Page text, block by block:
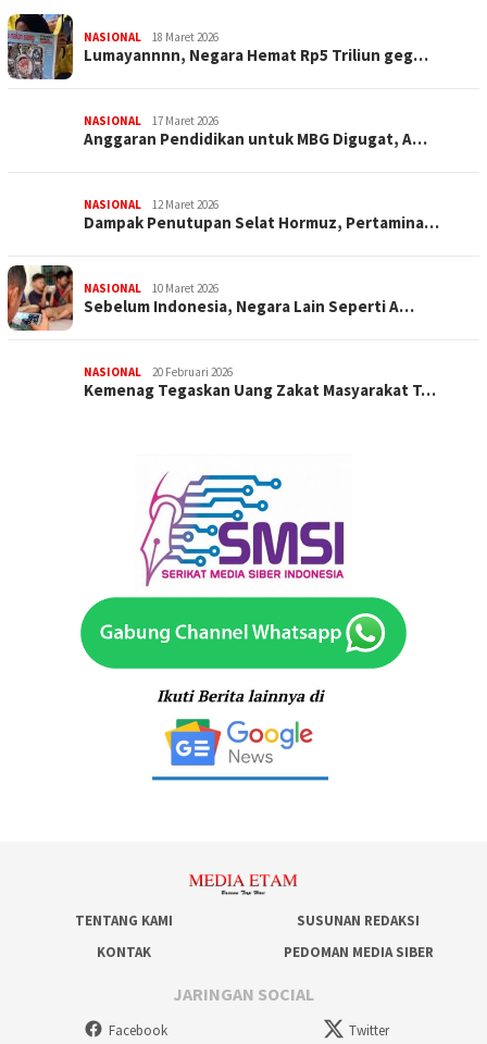
NASIONAL 18 Maret 2026
Lumayannnn, Negara Hemat Rp5 Triliun geg…
NASIONAL 17 Maret 2026
Anggaran Pendidikan untuk MBG Digugat, A…
NASIONAL 12 Maret 2026
Dampak Penutupan Selat Hormuz, Pertamina…
NASIONAL 10 Maret 2026
Sebelum Indonesia, Negara Lain Seperti A…
NASIONAL 20 Februari 2026
Kemenag Tegaskan Uang Zakat Masyarakat T…
TENTANG KAMI
SUSUNAN REDAKSI
KONTAK
PEDOMAN MEDIA SIBER
JARINGAN SOCIAL
Facebook Twitter